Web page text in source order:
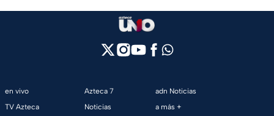
en vivo
TV Azteca
Azteca 7
Noticias
adn Noticias
a más +